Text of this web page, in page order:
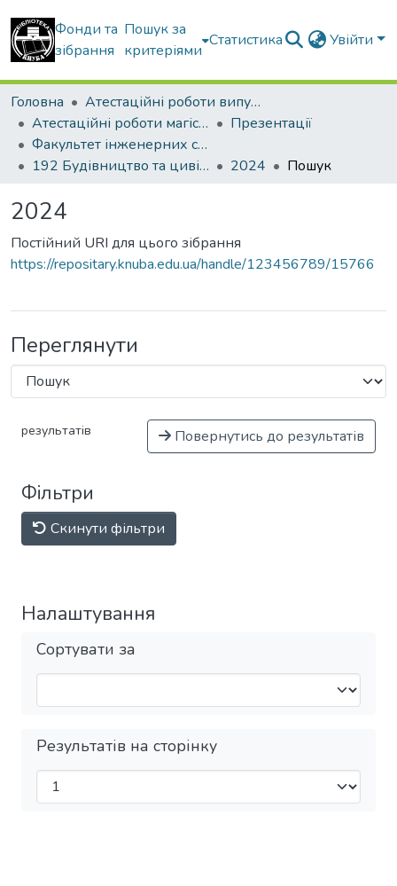
Фонди та
зібрання
Пошук за
критеріями
Статистика Увійти
Головна
Атестаційні роботи випускників
Атестаційні роботи магістрів
Презентації
Факультет інженерних систем та екології
192 Будівництво та цивільна інженерія. Водопостачання та водовідведення
2024 Пошук
2024
Постійний URI для цього зібрання
https://repositary.knuba.edu.ua/handle/123456789/15766
Переглянути
результатів Повернутись до результатів
Фільтри
Скинути фільтри
Налаштування
Сортувати за
Результатів на сторінку